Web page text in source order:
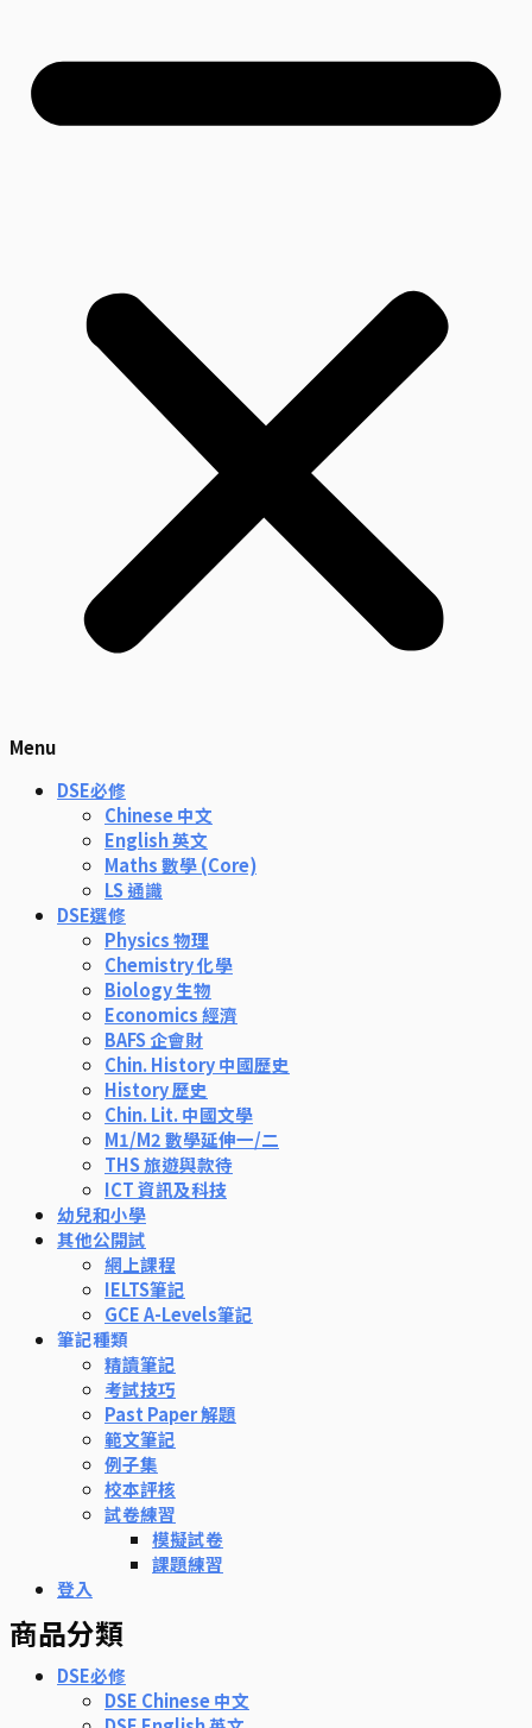
Menu
DSE必修
Chinese 中文
English 英文
Maths 數學 (Core)
LS 通識
DSE選修
Physics 物理
Chemistry 化學
Biology 生物
Economics 經濟
BAFS 企會財
Chin. History 中國歷史
History 歷史
Chin. Lit. 中國文學
M1/M2 數學延伸一/二
THS 旅遊與款待
ICT 資訊及科技
幼兒和小學
其他公開試
網上課程
IELTS筆記
GCE A-Levels筆記
筆記種類
精讀筆記
考試技巧
Past Paper 解題
範文筆記
例子集
校本評核
試卷練習
模擬試卷
課題練習
登入
商品分類
DSE必修
DSE Chinese 中文